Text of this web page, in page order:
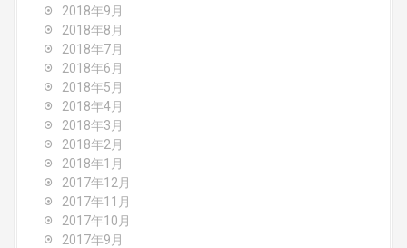
2018年9月
2018年8月
2018年7月
2018年6月
2018年5月
2018年4月
2018年3月
2018年2月
2018年1月
2017年12月
2017年11月
2017年10月
2017年9月